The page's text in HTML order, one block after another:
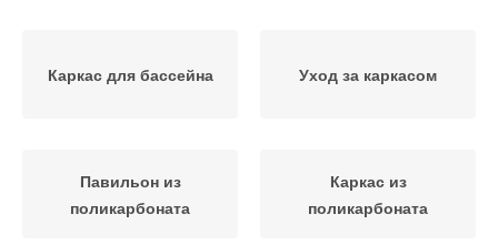
Каркас для бассейна Уход за каркасом
Павильон из
поликарбоната
Каркас из
поликарбоната